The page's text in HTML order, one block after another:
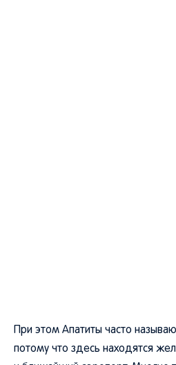
При этом Апатиты часто
потому что здесь находятся